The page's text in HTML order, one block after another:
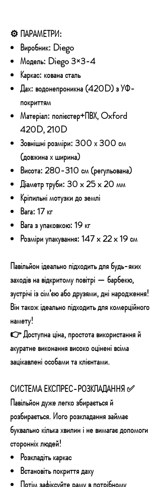
⚙️ ПАРАМЕТРИ:
Виробник: Diego
Модель: Diego 3×3-4
Каркас: кована сталь
Дах: водонепроникна (420D) з УФ-
покриттям
Матеріал: полієстер+ПВХ, Oxford
420D, 210D
Зовнішні розміри: 300 х 300 см
(довжина х ширина)
Висота:280-310 см (регульована)
Діаметр труби: 30 x 25 x 20 мм
Кріпильні мотузки до землі
Вага: 17 кг
Вага з упаковкою:19 кг
Розміри упакування:147 x 22 x 19 см
Павільйон ідеально підходить для будь-яких
заходів на відкритому повітрі — барбекю,
зустрічі із сім’єю або друзями, дні народження!
Він також ідеально підходить для комерційного
намету!
👉 Доступна ціна, простота використання й
акуратне виконання високо оцінені всіма
зацікавлені особами та клієнтами.
СИСТЕМА ЕКСПРЕС-РОЗКЛАДАННЯ ✅
Павільйон дуже легко збирається й
розбирається. Його розкладання займає
буквально кілька хвилин і не вимагає допомоги
сторонніх людей!
Розкладіть каркас
Встановіть покриття даху